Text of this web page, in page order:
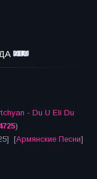
- Du U Eli Du
)
[Армянские Песни]